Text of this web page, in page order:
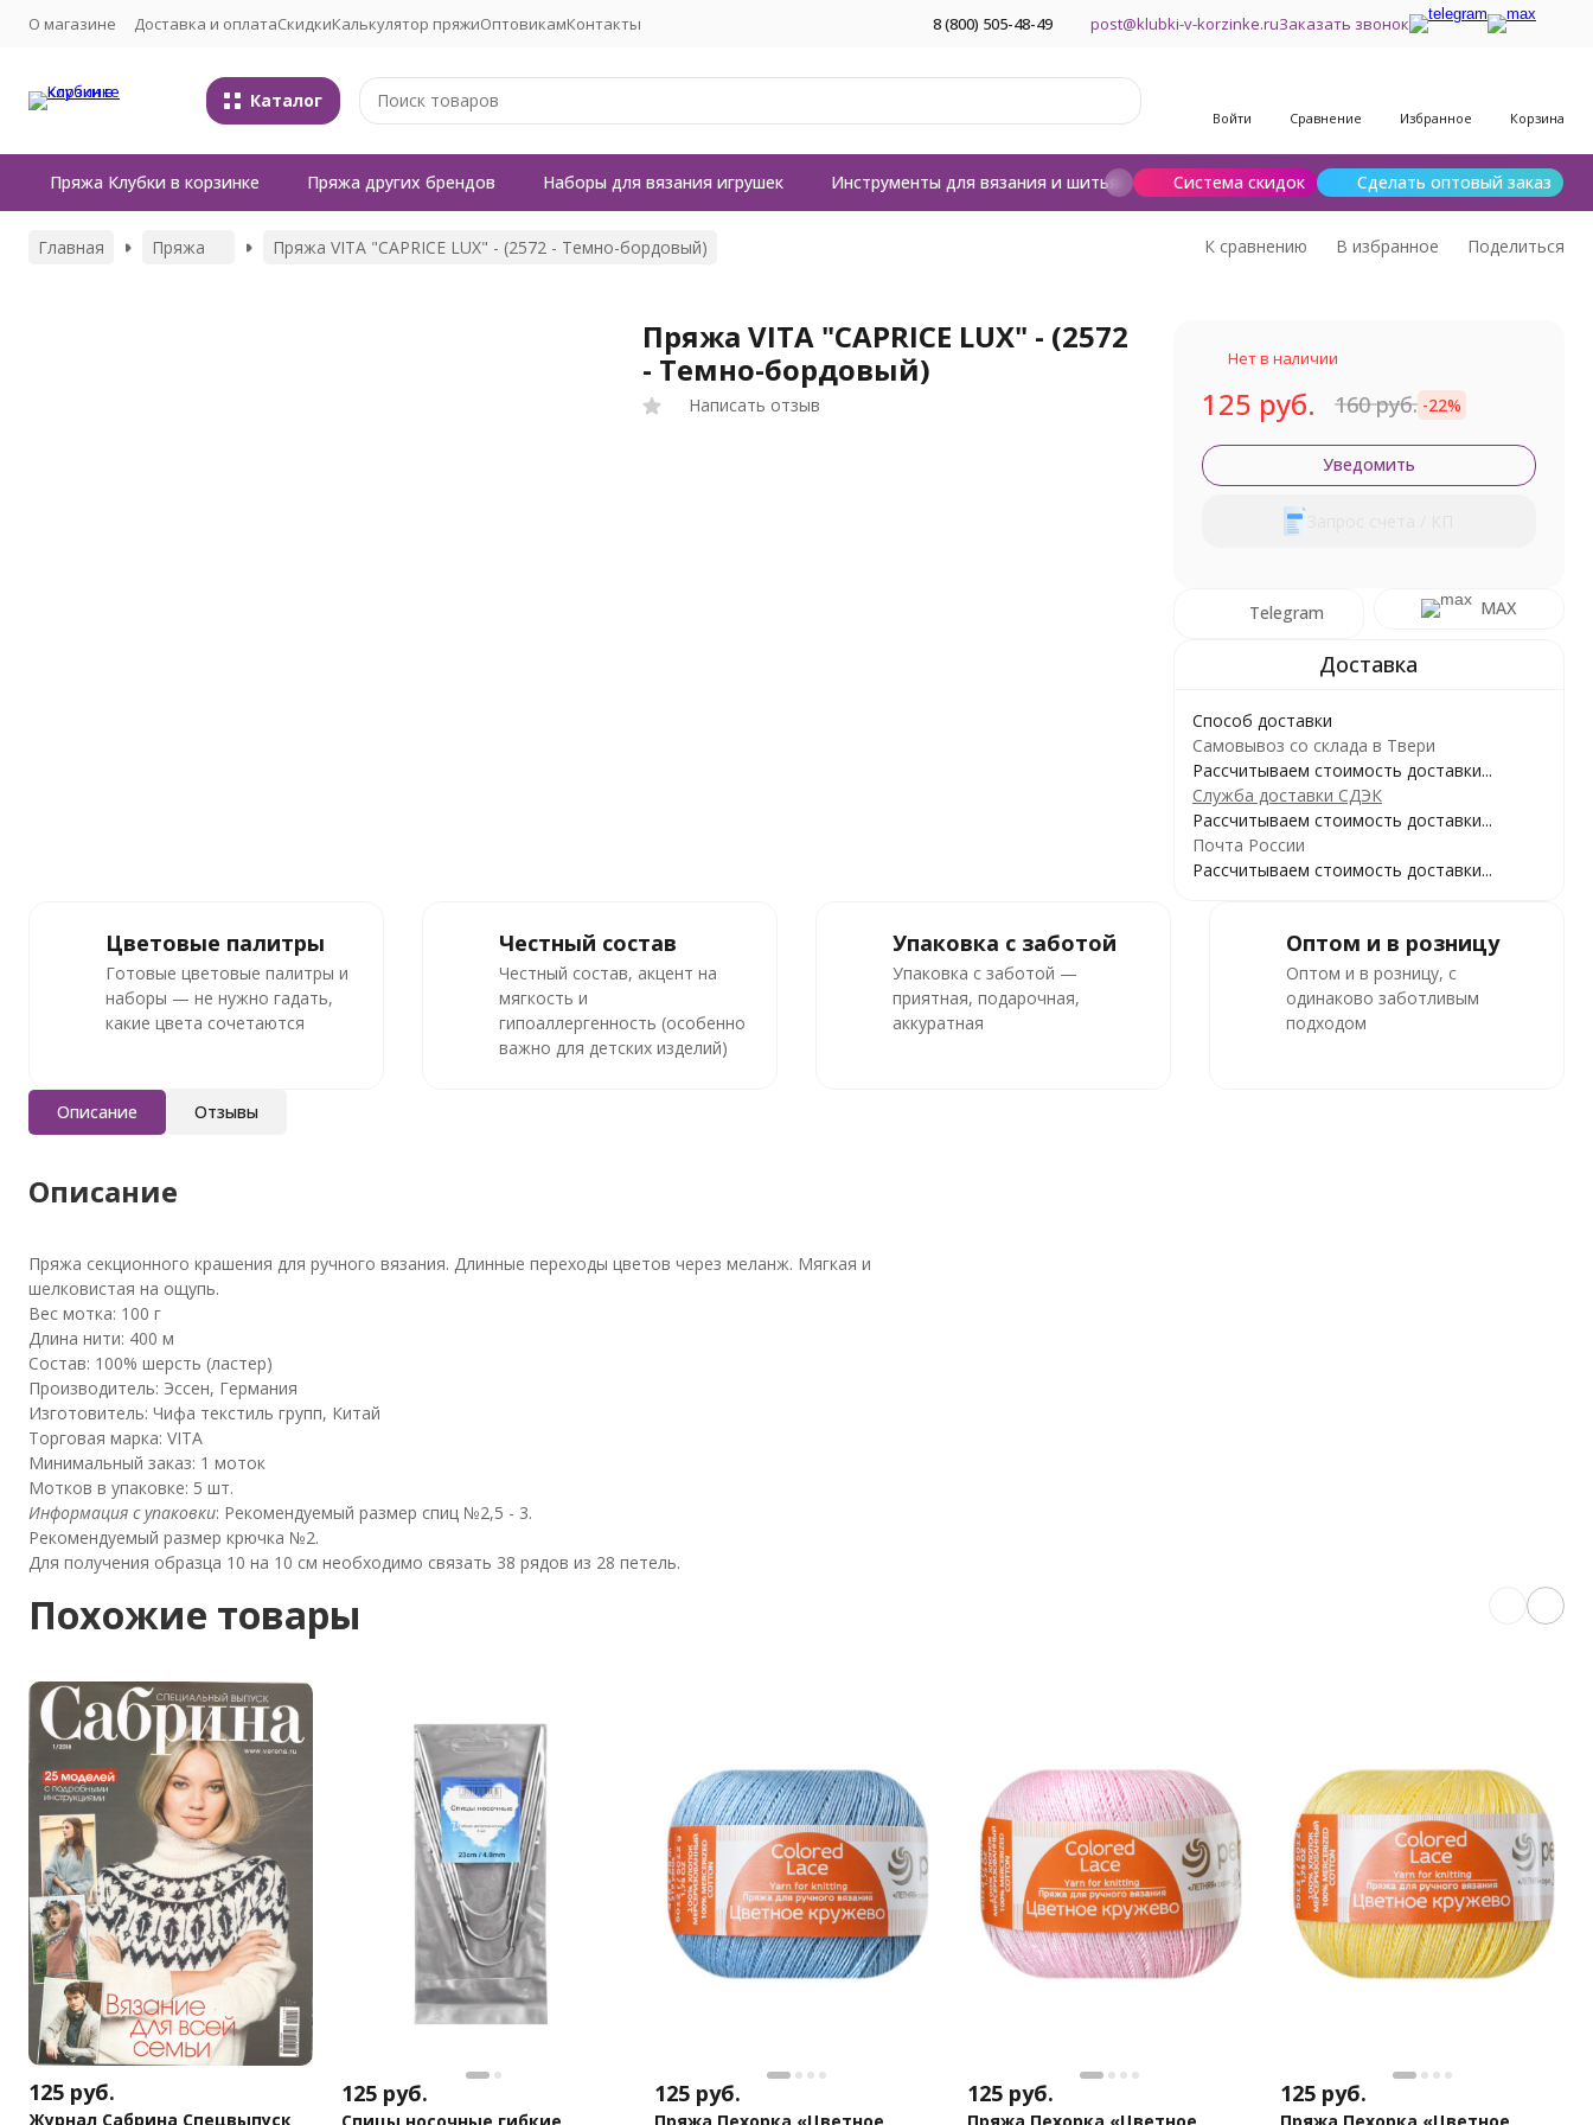
О магазине Доставка и оплатаСкидкиКалькулятор пряжиОптовикамКонтакты 8 (800) 505-48-49 post@klubki-v-korzinke.ruЗаказать звонок
Каталог
Войти Сравнение Избранное Корзина
Система скидок Сделать оптовый заказ
Пряжа Клубки в корзинке Пряжа других брендов Наборы для вязания игрушек Инструменты для вязания и шитья Шерсть для валяния
Главная Пряжа Пряжа VITA "CAPRICE LUX" - (2572 - Темно-бордовый) К сравнению В избранное Поделиться
Пряжа VITA "CAPRICE LUX" - (2572
- Темно-бордовый)
Написать отзыв
Нет в наличии
125 руб. 160 руб. -22%
Уведомить
Telegram MAX
Способ доставки
Самовывоз со склада в Твери
Рассчитываем стоимость доставки...
Служба доставки СДЭК
Рассчитываем стоимость доставки...
Почта России
Рассчитываем стоимость доставки...
Цветовые палитры
Готовые цветовые палитры и
наборы — не нужно гадать,
какие цвета сочетаются
Честный состав
Честный состав, акцент на
мягкость и
гипоаллергенность (особенно
важно для детских изделий)
Упаковка с заботой
Упаковка с заботой —
приятная, подарочная,
аккуратная
Оптом и в розницу
Оптом и в розницу, с
одинаково заботливым
подходом
Описание Отзывы
Описание
Пряжа секционного крашения для ручного вязания. Длинные переходы цветов через меланж. Мягкая и
шелковистая на ощупь.
Вес мотка: 100 г
Длина нити: 400 м
Состав: 100% шерсть (ластер)
Производитель: Эссен, Германия
Изготовитель: Чифа текстиль групп, Китай
Торговая марка: VITA
Минимальный заказ: 1 моток
Мотков в упаковке: 5 шт.
Информация с упаковки: Рекомендуемый размер спиц №2,5 - 3.
Рекомендуемый размер крючка №2.
Для получения образца 10 на 10 см необходимо связать 38 рядов из 28 петель.
Похожие товары
125 руб.
Журнал Сабрина Спецвыпуск
125 руб.
Спицы носочные гибкие
125 руб.
Пряжа Пехорка «Цветное
125 руб.
Пряжа Пехорка «Цветное
125 руб.
Пряжа Пехорка «Цветное